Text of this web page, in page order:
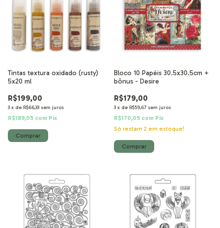
Tintas textura oxidado (rusty)
5x20 ml
R$199,00
3 x de R$66,33 sem juros
R$189,05 com Pix
Bloco 10 Papéis 30.5x30.5cm +
bônus - Desire
R$179,00
3 x de R$59,67 sem juros
R$170,05 com Pix
Só restam 2 em estoque!